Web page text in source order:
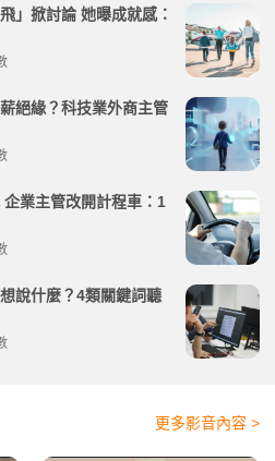
」掀討論 她曝成就感：
絕緣？科技業外商主管
業主管改開計程車：1
說什麼？4類關鍵詞聽
更多影音內容 >